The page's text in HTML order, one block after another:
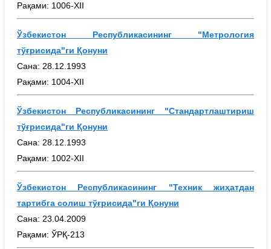
Рақами: 1006-ХII
Ўзбекистон Республикасининг "Метрология
тўғрисида"ги Қонуни
Сана: 28.12.1993
Рақами: 1004-ХII
Ўзбекистон Республикасининг "Стандартлаштириш
тўғрисида"ги Қонуни
Сана: 28.12.1993
Рақами: 1002-ХII
Ўзбекистон Республикасининг "Техник жиҳатдан
тартибга солиш тўғрисида"ги Қонуни
Сана: 23.04.2009
Рақами: ЎРҚ-213